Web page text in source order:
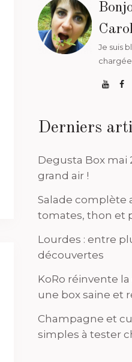
Je suis
Derniers
Degusta Box mai
grand air !
Salade complète
tomates, thon et
Lourdes : entre
découvertes
KoRo réinvente
une box saine et
Champagne et
simples à tester